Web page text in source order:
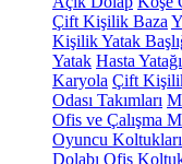
Çift Kişilik Baza
Kişilik Yatak
Yatak Hasta Yatağı
Karyola Çift
Odası Takımları
Ofis ve Çalışma
Oyuncu Koltukları
Dolabı Ofis